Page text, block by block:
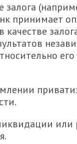
залога
принимает
качестве
или